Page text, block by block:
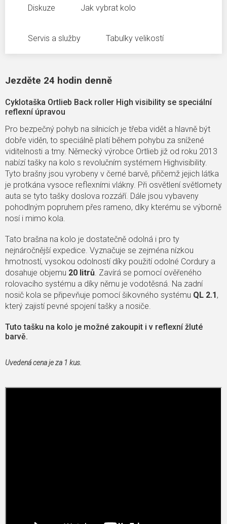
Diskuze Jak vybrat kolo
Servis a služby Tabulky velikostí
Jezděte 24 hodin denně
Cyklotaška Ortlieb Back roller High visibility se speciální
reflexní úpravou
Pro bezpečný pohyb na silnicích je třeba vidět a hlavně být
dobře viděn, to speciálně platí během pohybu za snížené
viditelnosti a tmy. Německý výrobce Ortlieb již od roku 2013
nabízí tašky na kolo s revolučním systémem Highvisibility.
Tyto brašny jsou vyrobeny v černé barvě, přičemž jejich látka
je protkána vysoce reflexními vlákny. Při osvětlení světlomety
auta se tyto tašky doslova rozzáří. Dále jsou vybaveny
pohodlným popruhem přes rameno, díky kterému se výborně
nosí i mimo kola.
Tato brašna na kolo je dostatečně odolná i pro ty
nejnáročnější expedice. Vyznačuje se zejména nízkou
hmotností, vysokou odolností díky použití odolné Cordury a
dosahuje objemu 20 litrů. Zavírá se pomocí ověřeného
rolovacího systému a díky němu je vodotěsná. Na zadní
nosič kola se připevňuje pomocí šikovného systému QL 2.1,
který zajistí pevné spojení tašky a nosiče.
Tuto tašku na kolo je možné zakoupit i v reflexní žluté
barvě.
Uvedená cena je za 1 kus.